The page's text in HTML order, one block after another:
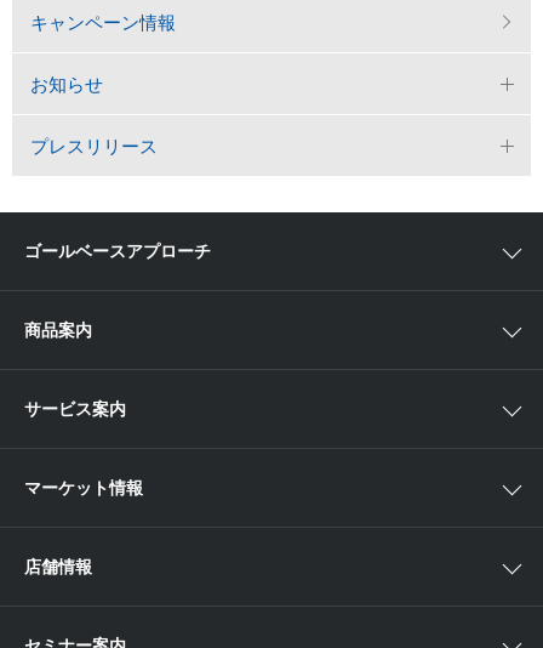
キャンペーン情報
お知らせ
プレスリリース
ゴールベースアプローチ
αポート
商品案内
欧米株
ETF・ETN・REIT
サービス案内
取引ツール
マーケット情報
店舗情報